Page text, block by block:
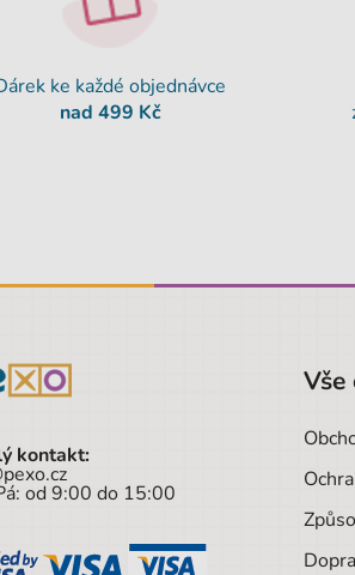
ke každé objednávce
nad 499 Kč
kontakt:
od 9:00 do 15:00
Vše